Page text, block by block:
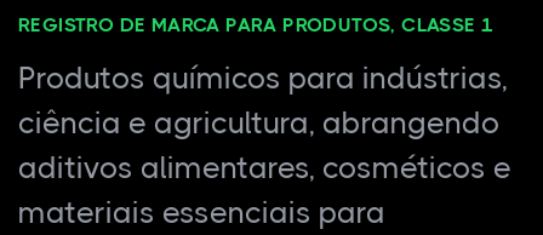
REGISTRO DE MARCA PARA PRODUTOS, CLASSE 1
Produtos químicos para indústrias,
ciência e agricultura, abrangendo
aditivos alimentares, cosméticos e
materiais essenciais para